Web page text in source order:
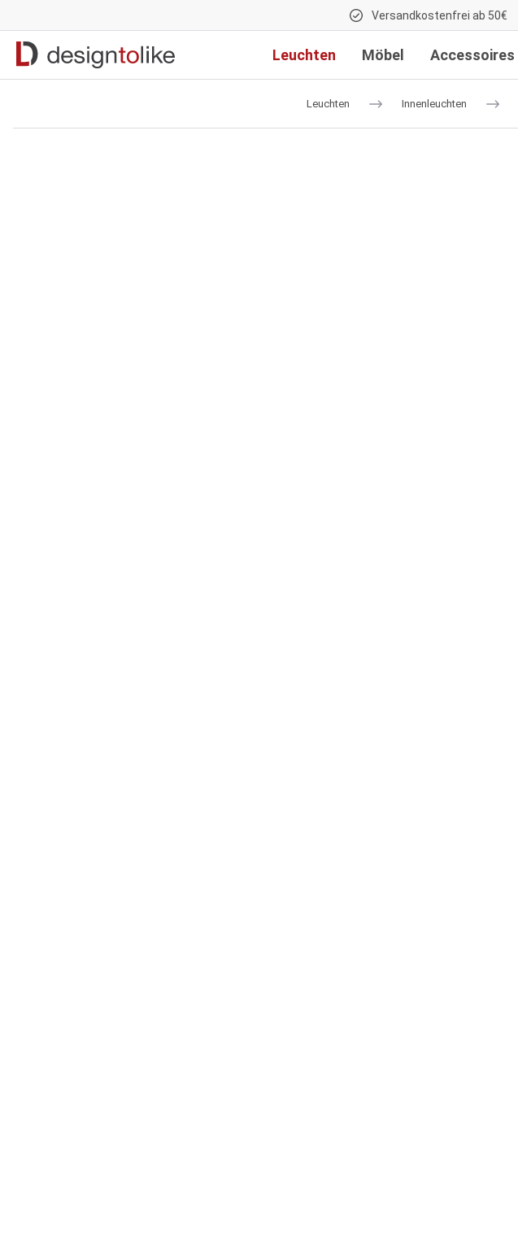
Versandkostenfrei ab 50€
Leuchten Möbel Accessoires
Leuchten Innenleuchten